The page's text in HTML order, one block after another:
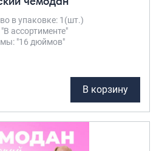
в упаковке: 1(шт.)
ассортименте"
"16 дюймов"
В корзину